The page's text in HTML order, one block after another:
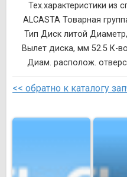
Тех.характеристики из
ALCASTA Товарная
Тип Диск литой
Вылет диска, мм 52.5 К-
Диам. располож.
<< обратно к каталогу